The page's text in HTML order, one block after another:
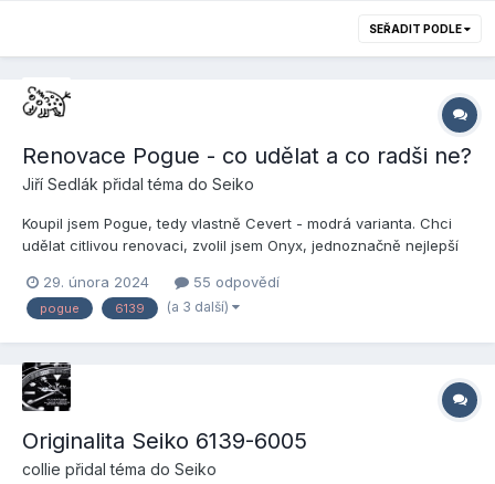
SEŘADIT PODLE
Renovace Pogue - co udělat a co radši ne?
Jiří Sedlák přidal téma do Seiko
Koupil jsem Pogue, tedy vlastně Cevert - modrá varianta. Chci
udělat citlivou renovaci, zvolil jsem Onyx, jednoznačně nejlepší
sklo, těsnění, tlakovka, ale co dál. Ručky jsou trochu olezlé,
takže ty určitě renovovat. Ciferník, toť otázka. O...
29. února 2024 55 odpovědí
pogue 6139 (a 3 další)
Originalita Seiko 6139-6005
collie přidal téma do Seiko